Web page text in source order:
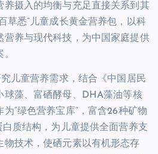
养摄入的均衡与充足直接关系到其
草悉”儿童成长黄金营养包，以科
营养与现代科技，为中国家庭提供
儿童营养需求，结合《中国居民
球藻、富硒酵母、DHA藻油等核
“绿色营养宝库”，富含26种矿物
白质结构，为儿童提供全面营养支
物技术，使硒元素以有机形态存